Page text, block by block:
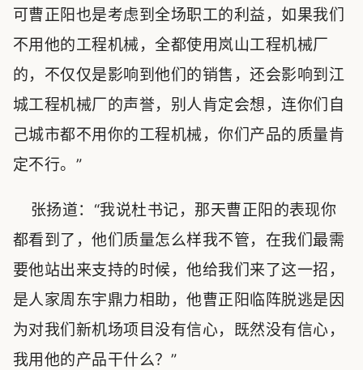
可曹正阳也是考虑到全场职工的利益，如果我们
不用他的工程机械，全都使用岚山工程机械厂
的，不仅仅是影响到他们的销售，还会影响到江
城工程机械厂的声誉，别人肯定会想，连你们自
己城市都不用你的工程机械，你们产品的质量肯
定不行。”
张扬道：“我说杜书记，那天曹正阳的表现你
都看到了，他们质量怎么样我不管，在我们最需
要他站出来支持的时候，他给我们来了这一招，
是人家周东宇鼎力相助，他曹正阳临阵脱逃是因
为对我们新机场项目没有信心，既然没有信心，
我用他的产品干什么？”